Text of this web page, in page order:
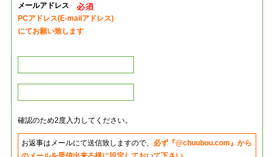
メールアドレス
PCアドレス(E-mailアドレス)
にてお願い致します
確認のため2度入力してください。
お返事はメールにて送信致しますので、 必ず『@chuubou.com』から